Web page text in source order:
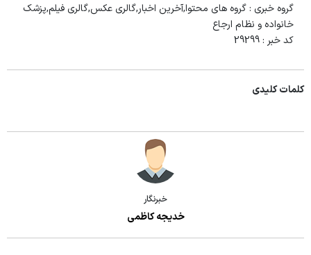
گروه خبری : گروه های محتوا,آخرین اخبار,گالری عکس,گالری فیلم,پزشک
خانواده و نظام ارجاع
کد خبر : 29299
کلمات کلیدی
خبرنگار
خدیجه کاظمی